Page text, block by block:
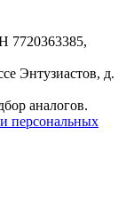
7720363385,
Энтузиастов, д.
аналогов.
персональных